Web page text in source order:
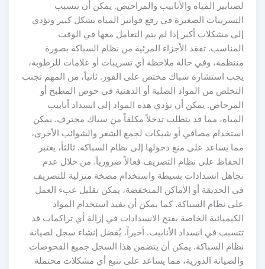
لصنابير المياه والأنابيب والمراحيض. يمكن أن تتسبب
التسريبات الصغيرة في رفع فواتير المياه بشكل كبير وتؤدي
إلى مشكلات أكبر إذا لم يتم التعامل معها في الوقت
المناسب. تفقد الأجزاء المرئية من نظام السباكة بصورة
منتظمة، وفي حالة ملاحظة أي تسريبات أو علامات للرطوبة،
يجب استشارة سباك مختص على الفور. ثانياً، من المهم تجنب
التخلص من المواد الصلبة أو الدهنية في حوض المطبخ أو
المرحاض. يمكن أن تؤدي هذه المواد إلى انسداد أنابيب
المياه، مما قد يتطلب تدخلاً مكلفاً من سباك محترف. يمكن
استخدام مصافي أو شبكات لجمع الشعر والشوائب الأخرى،
مما يساعد على منع دخولها إلى نظام السباكة. ثالثاً، يعتبر
الحفاظ على نظام التصريف فعالاً ضرورياً. من خلال عدم
تجاهل انسدادات بسيطة واستخدام مضخة منزلية للتصريف
في الحديقة أو الأماكن المنخفضة، يمكن تقليل عبء العمل
على نظام السباكة. كما يمكن أن يفيد استخدام المواد
الكيميائية الخاصة بفتح الانسدادات في إزالة أي تراكمات قد
تتسبب في انسداد الأنابيب. أخيراً، يُفضل إنشاء سجل لصيانة
نظام السباكة. يمكن أن يتضمن هذا السجل جميع الفحوصات
والصيانة الدورية، مما يساعد على تتبع أي مشكلات محتملة